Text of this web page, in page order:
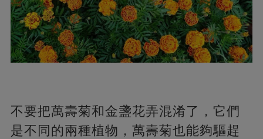
不要把萬壽菊和金盞花弄混淆了，它們
是不同的兩種植物，萬壽菊也能夠驅趕